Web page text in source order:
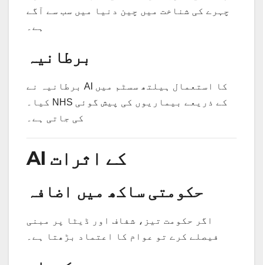
چہرے کی شناخت میں چین دنیا میں سب سے آگے
ہے۔
برطانیہ
برطانیہ نے AI کا استعمال ہیلتھ سسٹم میں
کیا۔ NHS کے ذریعے بیماریوں کی پیش گوئی
کی جاتی ہے۔
AI کے اثرات
حکومتی ساکھ میں اضافہ
اگر حکومت تیز، شفاف اور ڈیٹا پر مبنی
فیصلے کرے تو عوام کا اعتماد بڑھتا ہے۔